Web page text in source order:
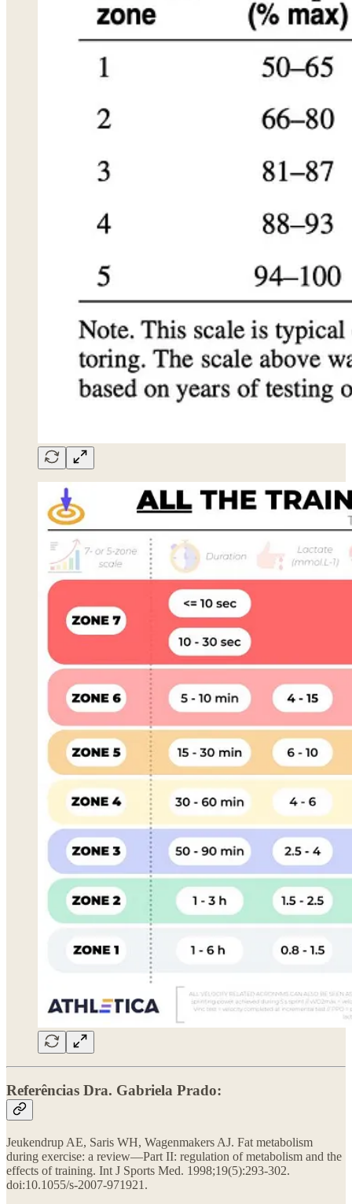
Referências Dra. Gabriela Prado:
Jeukendrup AE, Saris WH, Wagenmakers AJ. Fat metabolism
during exercise: a review—Part II: regulation of metabolism and the
effects of training. Int J Sports Med. 1998;19(5):293-302.
doi:10.1055/s-2007-971921.